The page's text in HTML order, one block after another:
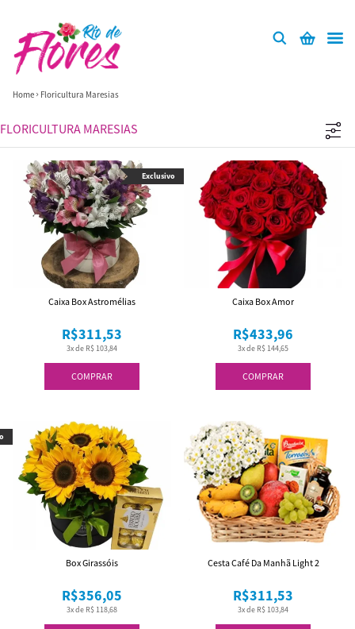
Home Floricultura Maresias
FLORICULTURA MARESIAS
COMPRAR
3x de R$ 103,84
R$311,53
Caixa Box Astromélias
Exclusivo
COMPRAR
3x de R$ 144,65
R$433,96
Caixa Box Amor
3x de R$ 118,68
R$356,05
Box Girassóis
3x de R$ 103,84
R$311,53
Cesta Café Da Manhã Light 2